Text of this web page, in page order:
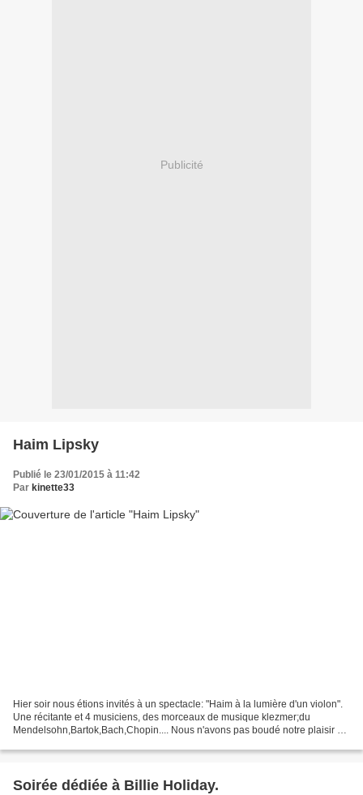
Publicité
Haim Lipsky
Publié le 23/01/2015 à 11:42
Par kinette33
Hier soir nous étions invités à un spectacle: "Haim à la lumière d'un violon".
Une récitante et 4 musiciens, des morceaux de musique klezmer;du
Mendelsohn,Bartok,Bach,Chopin.... Nous n'avons pas boudé notre plaisir et
Soirée dédiée à Billie Holiday.